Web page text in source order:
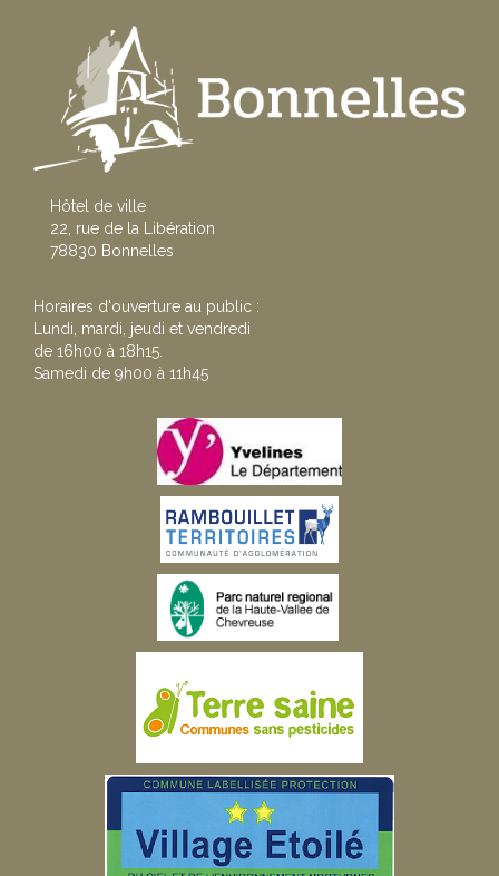
Hôtel de ville
22, rue de la Libération
78830 Bonnelles
Horaires d'ouverture au public :
Lundi, mardi, jeudi et vendredi
de 16h00 à 18h15.
Samedi de 9h00 à 11h45